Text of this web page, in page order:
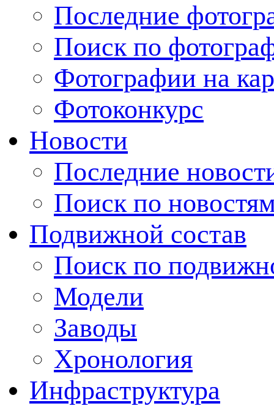
Последние
Поиск по
Фотографии на
Фотоконкурс
Новости
Последние
Поиск по
Подвижной состав
Поиск по
Модели
Заводы
Хронология
Инфраструктура